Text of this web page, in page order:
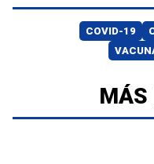
COVID-19
MÁS